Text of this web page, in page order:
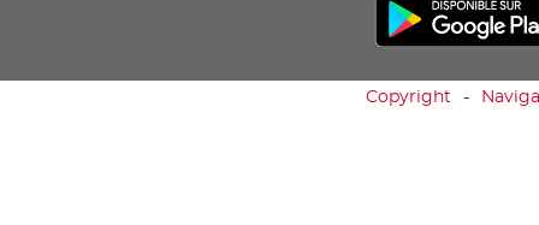
Copyright